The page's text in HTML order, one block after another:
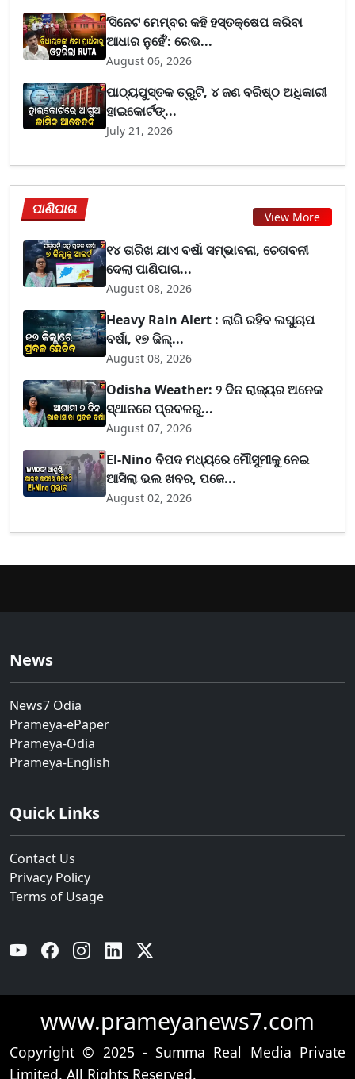
‘ସିନେଟ ମେମ୍ବର କହି ହସ୍ତକ୍ଷେପ କରିବା
ଆଧାର ନୁହେଁ’: ରେଭ...
August 06, 2026
ପାଠ୍ୟପୁସ୍ତକ ତ୍ରୁଟି, ୪ ଜଣ ବରିଷ୍ଠ ଅଧିକାରୀ
ହାଇକୋର୍ଟଙ୍...
July 21, 2026
ପାଣିପାଗ View More
୧୪ ତାରିଖ ଯାଏ ବର୍ଷା ସମ୍ଭାବନା, ଚେତାବନୀ
ଦେଲା ପାଣିପାଗ...
August 08, 2026
Heavy Rain Alert : ଲାଗି ରହିବ ଲଘୁଚାପ
ବର୍ଷା, ୧୭ ଜିଲ୍...
August 08, 2026
Odisha Weather: ୨ ଦିନ ରାଜ୍ୟର ଅନେକ
ସ୍ଥାନରେ ପ୍ରବଳରୁ...
August 07, 2026
El-Nino ବିପଦ ମଧ୍ୟରେ ମୌସୁମୀକୁ ନେଇ
ଆସିଲା ଭଲ ଖବର, ପଜେ...
August 02, 2026
News
News7 Odia
Prameya-ePaper
Prameya-Odia
Prameya-English
Quick Links
Contact Us
Privacy Policy
Terms of Usage
YouTube Facebook Instagram Linkedin
www.prameyanews7.com
Copyright © 2025 - Summa Real Media Private
Limited. All Rights Reserved.